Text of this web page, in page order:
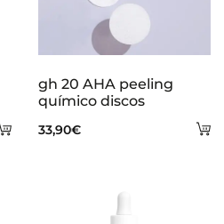
Añadir
gh 20 AHA peeling
químico discos
33,90€